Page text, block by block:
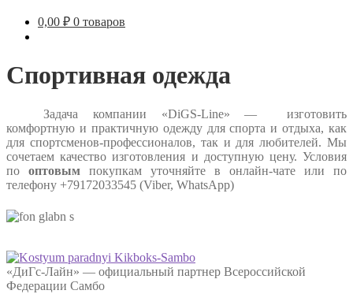
0,00 ₽ 0 товаров
Спортивная одежда
Задача компании «DiGS-Line» — изготовить
комфортную и практичную одежду для спорта и отдыха, как
для спортсменов-профессионалов, так и для любителей. Мы
сочетаем качество изготовления и доступную цену. Условия
по оптовым покупкам уточняйте в онлайн-чате или по
телефону +79172033545 (Viber, WhatsApp)
«ДиГс-Лайн» — официальный партнер Всероссийской
Федерации Самбо